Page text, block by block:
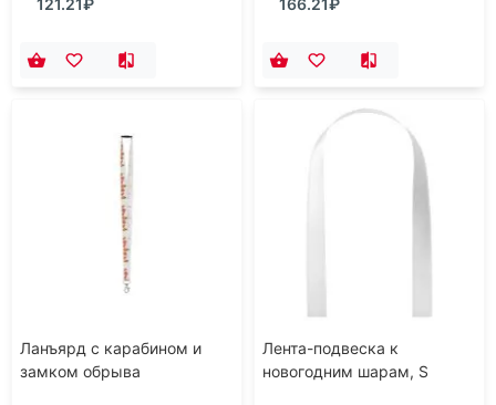
121.21₽
166.21₽
Ланъярд с карабином и
замком обрыва
Лента-подвеска к
новогодним шарам, S